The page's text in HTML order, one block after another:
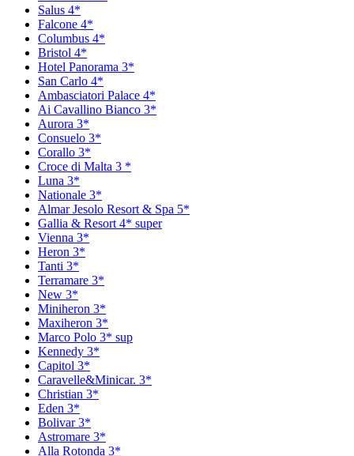
Salus 4*
Falcone 4*
Columbus 4*
Bristol 4*
Hotel Panorama 3*
San Carlo 4*
Ambasciatori Palace 4*
Ai Cavallino Bianco 3*
Aurora 3*
Consuelo 3*
Corallo 3*
Croce di Malta 3 *
Luna 3*
Nationale 3*
Almar Jesolo Resort & Spa 5*
Gallia & Resort 4* super
Vienna 3*
Heron 3*
Tanti 3*
Terramare 3*
New 3*
Miniheron 3*
Maxiheron 3*
Marco Polo 3* sup
Kennedy 3*
Capitol 3*
Caravelle&Minicar. 3*
Christian 3*
Eden 3*
Bolivar 3*
Astromare 3*
Alla Rotonda 3*